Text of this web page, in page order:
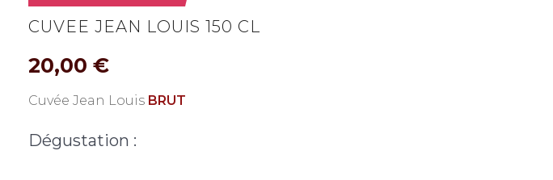
CUVEE JEAN LOUIS 150 CL
20,00 €
Cuvée Jean Louis BRUT
Dégustation :